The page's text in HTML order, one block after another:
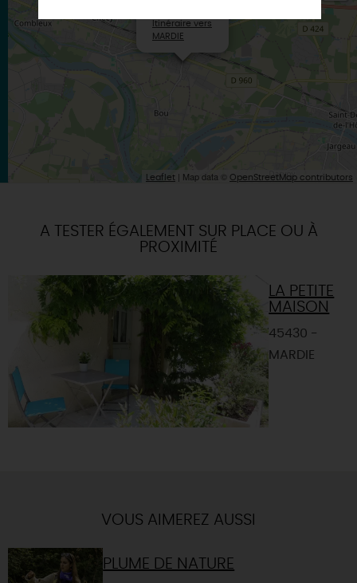
Itinéraire vers
MARDIE
Leaflet | Map data © OpenStreetMap contributors
A TESTER ÉGALEMENT SUR PLACE OU À
PROXIMITÉ
LA PETITE
MAISON
45430 -
MARDIE
VOUS AIMEREZ AUSSI
PLUME DE NATURE